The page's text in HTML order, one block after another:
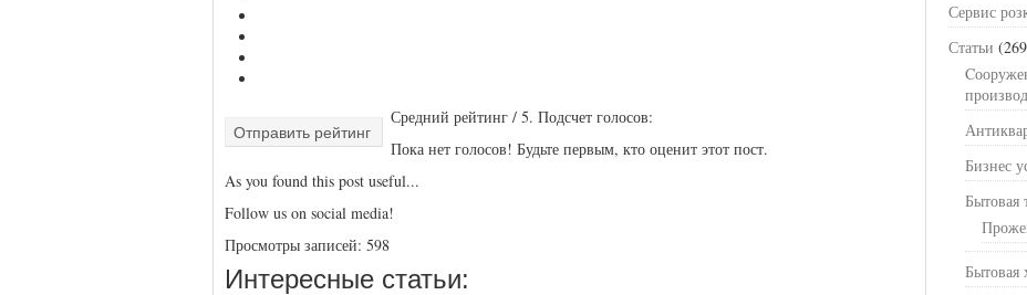
Отправить рейтинг
Средний рейтинг / 5. Подсчет голосов:
Пока нет голосов! Будьте первым, кто оценит этот пост.
As you found this post useful...
Follow us on social media!
Просмотры записей: 598
Интересные статьи:
Сервис
Статьи
Бизнес
Бытовая
Бытовая